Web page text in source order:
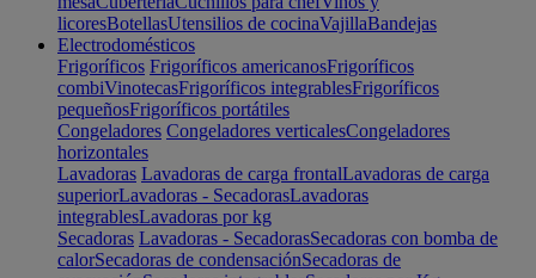
licoresBotellasUtensilios de cocinaVajillaBandejas
Electrodomésticos
Frigoríficos Frigoríficos americanosFrigoríficos
combiVinotecasFrigoríficos integrablesFrigoríficos
pequeñosFrigoríficos portátiles
Congeladores Congeladores verticalesCongeladores
horizontales
Lavadoras Lavadoras de carga frontalLavadoras de carga
superiorLavadoras - SecadorasLavadoras
integrablesLavadoras por kg
Secadoras Lavadoras - SecadorasSecadoras con bomba de
calorSecadoras de condensaciónSecadoras de